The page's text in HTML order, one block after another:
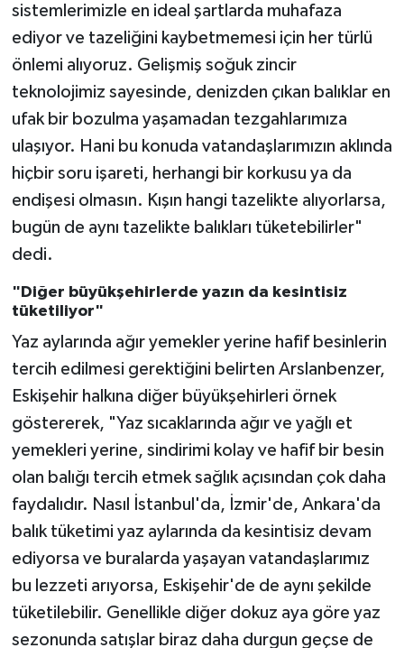
sistemlerimizle en ideal şartlarda muhafaza
ediyor ve tazeliğini kaybetmemesi için her türlü
önlemi alıyoruz. Gelişmiş soğuk zincir
teknolojimiz sayesinde, denizden çıkan balıklar en
ufak bir bozulma yaşamadan tezgahlarımıza
ulaşıyor. Hani bu konuda vatandaşlarımızın aklında
hiçbir soru işareti, herhangi bir korkusu ya da
endişesi olmasın. Kışın hangi tazelikte alıyorlarsa,
bugün de aynı tazelikte balıkları tüketebilirler"
dedi.
"Diğer büyükşehirlerde yazın da kesintisiz
tüketiliyor"
Yaz aylarında ağır yemekler yerine hafif besinlerin
tercih edilmesi gerektiğini belirten Arslanbenzer,
Eskişehir halkına diğer büyükşehirleri örnek
göstererek, "Yaz sıcaklarında ağır ve yağlı et
yemekleri yerine, sindirimi kolay ve hafif bir besin
olan balığı tercih etmek sağlık açısından çok daha
faydalıdır. Nasıl İstanbul'da, İzmir'de, Ankara'da
balık tüketimi yaz aylarında da kesintisiz devam
ediyorsa ve buralarda yaşayan vatandaşlarımız
bu lezzeti arıyorsa, Eskişehir'de de aynı şekilde
tüketilebilir. Genellikle diğer dokuz aya göre yaz
sezonunda satışlar biraz daha durgun geçse de